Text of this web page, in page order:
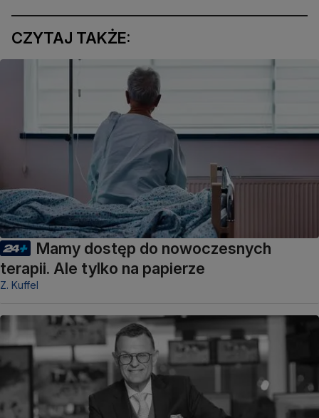
CZYTAJ TAKŻE:
Mamy dostęp do nowoczesnych
terapii. Ale tylko na papierze
Z. Kuffel